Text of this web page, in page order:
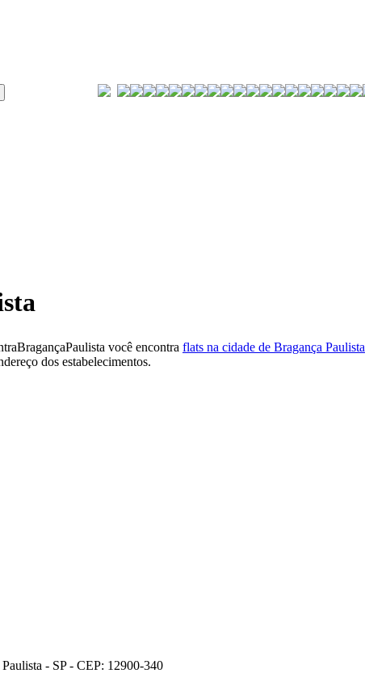
você encontra flats na cidade de Bragança Paulista
dos estabelecimentos.
- SP - CEP: 12900-340